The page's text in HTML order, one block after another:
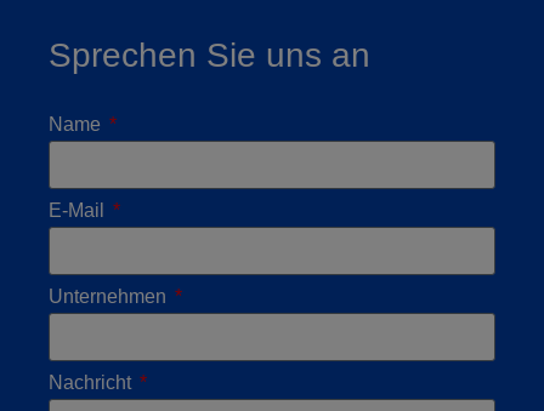
Sprechen Sie uns an
Name
E-Mail
Unternehmen
Nachricht